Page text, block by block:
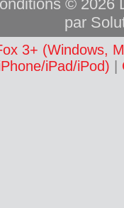
© 2026
par
3+ (Windows,
iPad/iPod)